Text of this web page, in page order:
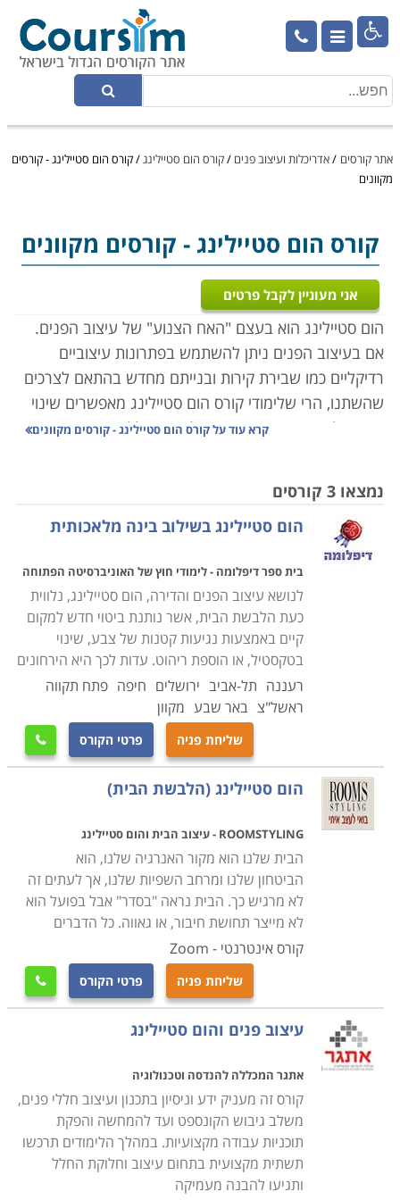

אתר קורסים /אדריכלות ועיצוב פנים /קורס הום סטיילינג/קורס הום סטיילינג - קורסים
מקוונים
קורס הום סטיילינג - קורסים מקוונים
אני מעוניין לקבל פרטים
הום סטיילינג הוא בעצם "האח הצנוע" של עיצוב הפנים.
אם בעיצוב הפנים ניתן להשתמש בפתרונות עיצוביים
רדיקליים כמו שבירת קירות ובנייתם מחדש בהתאם לצרכים
שהשתנו, הרי שלימודי קורס הום סטיילינג מאפשרים שינוי
עיצובי לבית, אך תוך שמירת חלוקת החלל הקיימת. מטבע
מטרתו של המעצב העוסק בהום סטיילינג היא ניצול סידור
החלל המקורי, כולל שינוי הריהוט בו, שינוי צבעים
וטקסטורות, חיפויים לקירות ולרצפות, והחלפת אבזרים, כל
אלו במטרה לנצל את החלל באופן יעיל ופונקציונלי, ולהוסיף
לחדרים סטייל מתוכנן וחדש, המשלב את כל האלמנטים
בטוב טעם. אפשרות פעולה אחרת נגזרת מהרצון למחזר
ולא בהכרח לקנות חדש, בין אם מטעמים סביבתיים או פשוט
משיקולי חיסכון. יותר ויותר אנשים קונים מוצרים מיד שנייה,
ממחזרים את הרהיטים ומנסים לשפץ ולחדש בלי להוציא
יותר מדי כסף ולהעמיס על החדר יותר מידי פריטים ובלגן.
קורס הום סטיילינג עוסק גם באפשרות זו.
מה לומדים
לימודי הום סטיילינג מחברים את עולם עיצוב הפנים עם
הפרקטיקה בשטח אצל רוב הלקוחות הפוטנציאליים, אשר
אולי יכולים להרשות לעצמם השקעה בעיצוב, אך לא את
הממון וכאב הראש שנדרש במקרה של עיצוב פנים כולל.
מסלולי לימוד אלו מכשירים מעצבים שיודעים להסתכל על
הקיים ומתוכו לעצב ולברוא את החדש. קורס זה עוסק
בנושאי עיצוב פנים כגון הגדרת חללים, תאורה, מערכות
חשמל, עיצוב מטבח, עיצוב חדרי ילדים, עיצוב סלון, שימוש
בצבע, מגמות בעיצוב, חשיבה יצירתית בעיצוב, עבודה עם
בעלי מלאכה, נגרות, בדים וטפטים. לצד אלו נרכשים גם כלי
יזמות והתמודדות בשוק כמו יצירת קשר עם לקוחות, הבנת
הצרכים שלהם, התמודדות תקציב עיצוב מוגבל, ופתיחת
עסק עצמאי בתחום.
קרא עוד עלקורס הום סטיילינג - קורסים מקוונים
נמצאו 3 קורסים
הום סטיילינג בשילוב בינה מלאכותית
בית ספר דיפלומה - לימודי חוץ של האוניברסיטה הפתוחה
לנושא עיצוב הפנים והדירה, הום סטיילינג, נלווית
כעת הלבשת הבית, אשר נותנת ביטוי חדש למקום
קיים באמצעות נגיעות קטנות של צבע, שינוי
בטקסטיל, או הוספת ריהוט. עדות לכך היא הירחונים
רעננה תל-אביב ירושלים חיפה פתח תקווה
ראשל"צ באר שבע מקוון
שליחת פניה פרטי הקורס 
הום סטיילינג (הלבשת הבית)
ROOMSTYLING - עיצוב הבית והום סטיילינג
הבית שלנו הוא מקור האנרגיה שלנו, הוא
הביטחון שלנו ומרחב השפיות שלנו, אך לעתים זה
לא מרגיש כך. הבית נראה "בסדר" אבל בפועל הוא
לא מייצר תחושת חיבור, או גאווה. כל הדברים
קורס אינטרנטי - Zoom
שליחת פניה פרטי הקורס 
עיצוב פנים והום סטיילינג
אתגר המכללה להנדסה וטכנולוגיה
קורס זה מעניק ידע וניסיון בתכנון ועיצוב חללי פנים,
משלב גיבוש הקונספט ועד להמחשה והפקת
תוכניות עבודה מקצועיות. במהלך הלימודים תרכשו
תשתית מקצועית בתחום עיצוב וחלוקת החלל
ותגיעו להבנה מעמיקה